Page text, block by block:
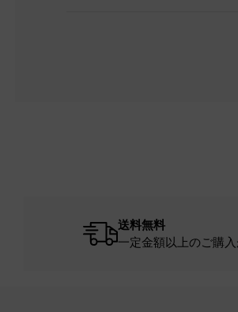
送料無料
一定金額以上のご購